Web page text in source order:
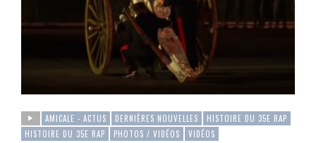
AMICALE - ACTUS DERNIÈRES NOUVELLES
HISTOIRE DU 35E RAP
HISTOIRE DU 35E RAP
PHOTOS / VIDÉOS VIDÉOS